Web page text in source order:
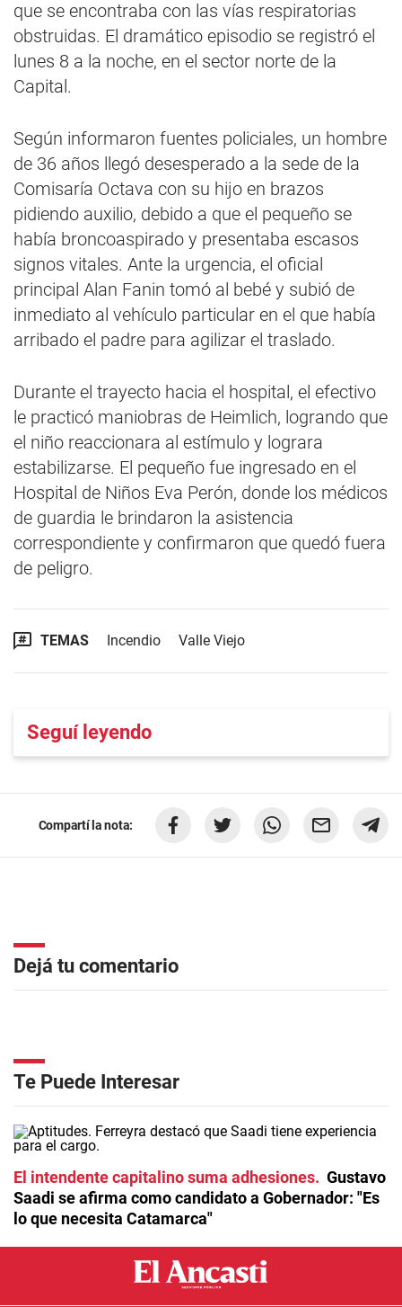
que se encontraba con las vías respiratorias
obstruidas. El dramático episodio se registró el
lunes 8 a la noche, en el sector norte de la
Capital.
Según informaron fuentes policiales, un hombre
de 36 años llegó desesperado a la sede de la
Comisaría Octava con su hijo en brazos
pidiendo auxilio, debido a que el pequeño se
había broncoaspirado y presentaba escasos
signos vitales. Ante la urgencia, el oficial
principal Alan Fanin tomó al bebé y subió de
inmediato al vehículo particular en el que había
arribado el padre para agilizar el traslado.
Durante el trayecto hacia el hospital, el efectivo
le practicó maniobras de Heimlich, logrando que
el niño reaccionara al estímulo y lograra
estabilizarse. El pequeño fue ingresado en el
Hospital de Niños Eva Perón, donde los médicos
de guardia le brindaron la asistencia
correspondiente y confirmaron que quedó fuera
de peligro.
TEMAS Incendio Valle Viejo
Seguí leyendo
Compartí la nota:
Dejá tu comentario
Te Puede Interesar
El intendente capitalino suma adhesiones
Gustavo
Saadi se afirma como candidato a Gobernador: "Es
lo que necesita Catamarca"